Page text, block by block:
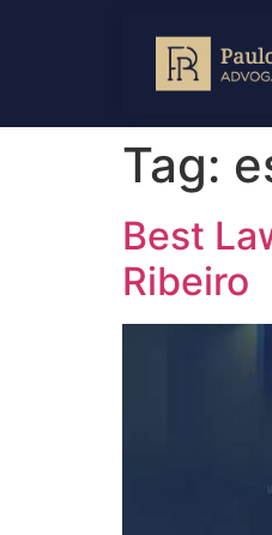
Tag:
Best
Ribeiro